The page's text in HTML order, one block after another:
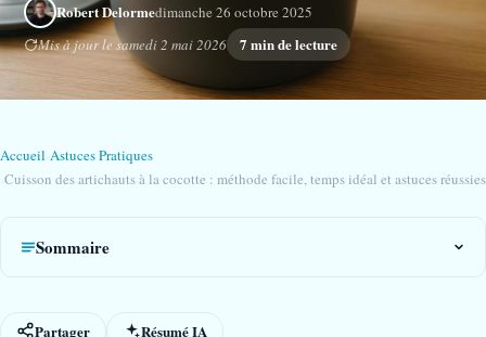
Robert Delormedimanche 26 octobre 2025
Mis à jour le samedi 2 mai 2026
7 min de lecture
Accueil Astuces Pratiques
Cuisson des artichauts à la cocotte : méthode facile, temps idéal et astuces réussies
Sommaire
Partager
Résumé IA